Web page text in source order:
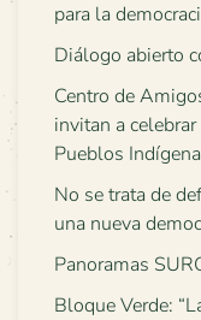
para la
Diálogo abierto
Centro de
invitan a
Pueblos
No se trata de
una nueva
Panoramas
Bloque Verde: